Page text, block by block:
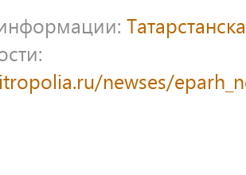
newses/